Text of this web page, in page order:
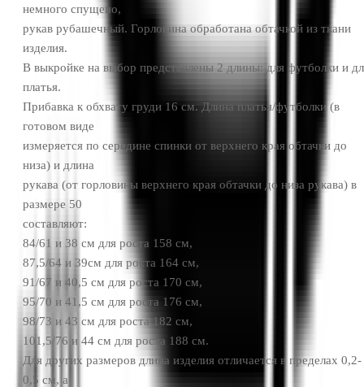
немного спущено,
рукав рубашечный. Горловина обработана обтачкой из ткани
изделия.
В выкройке на выбор представлены 2 длины: для футболки и
платья.
Прибавка к обхвату груди 16 см. Длина платья/футболки (в
готовом виде
измеряется по середине спинки от верхнего края обтачки до
низа) и длина
рукава (от горловины верхнего края обтачки до низа рукава) в
размере 50
составляют:
84/61 и 38 см для роста 158 см,
87,5/64 и 39см для роста 164 см,
91/67 и 40,5 см для роста 170 см,
95/70 и 41,5 см для роста 176 см,
98/73 и 43 см для роста 182 см,
101,5/76 и 44 см для роста 188 см.
Для других размеров длина изделия отличается в пределах 0,2-
0,5 см, а